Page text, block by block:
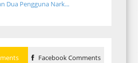
Dua Pengguna Nark...
Facebook Comments